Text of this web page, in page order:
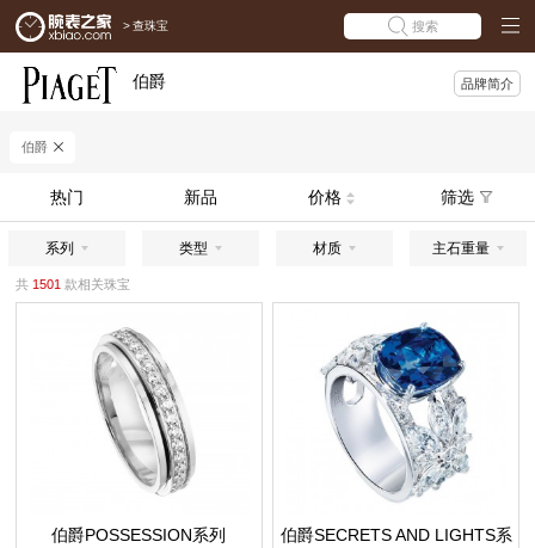
> 查珠宝 搜索
伯爵 品牌简介
伯爵
热门 新品 价格 筛选
系列 类型 材质 主石重量
共 1501 款相关珠宝
伯爵POSSESSION系列
伯爵SECRETS AND LIGHTS系